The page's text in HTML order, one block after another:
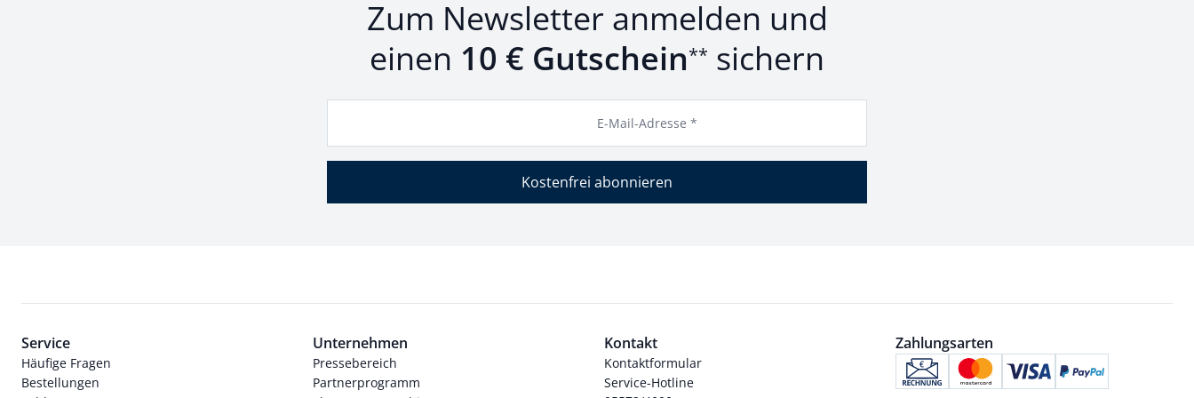
Zum Newsletter anmelden und
einen 10 € Gutschein** sichern
E-Mail-Adresse *
Kostenfrei abonnieren
Service
Häufige Fragen
Bestellungen
Unternehmen
Pressebereich
Partnerprogramm
Kontakt
Kontaktformular
Service-Hotline
Zahlungsarten